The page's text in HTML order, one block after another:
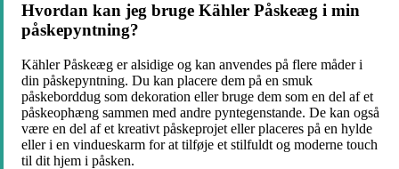
Hvordan kan jeg bruge Kähler Påskeæg i min
påskepyntning?
Kähler Påskeæg er alsidige og kan anvendes på flere måder i
din påskepyntning. Du kan placere dem på en smuk
påskeborddug som dekoration eller bruge dem som en del af et
påskeophæng sammen med andre pyntegenstande. De kan også
være en del af et kreativt påskeprojet eller placeres på en hylde
eller i en vindueskarm for at tilføje et stilfuldt og moderne touch
til dit hjem i påsken.